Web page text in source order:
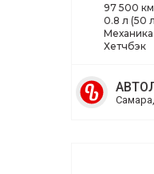
97 500 км
0.8 л (50
Механика
Хетчбэк